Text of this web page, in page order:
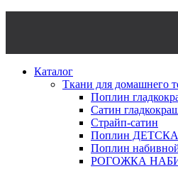
Каталог
Ткани для домашнего
Поплин
Сатин
Страйп-сатин
Поплин
Поплин
РОГОЖКА